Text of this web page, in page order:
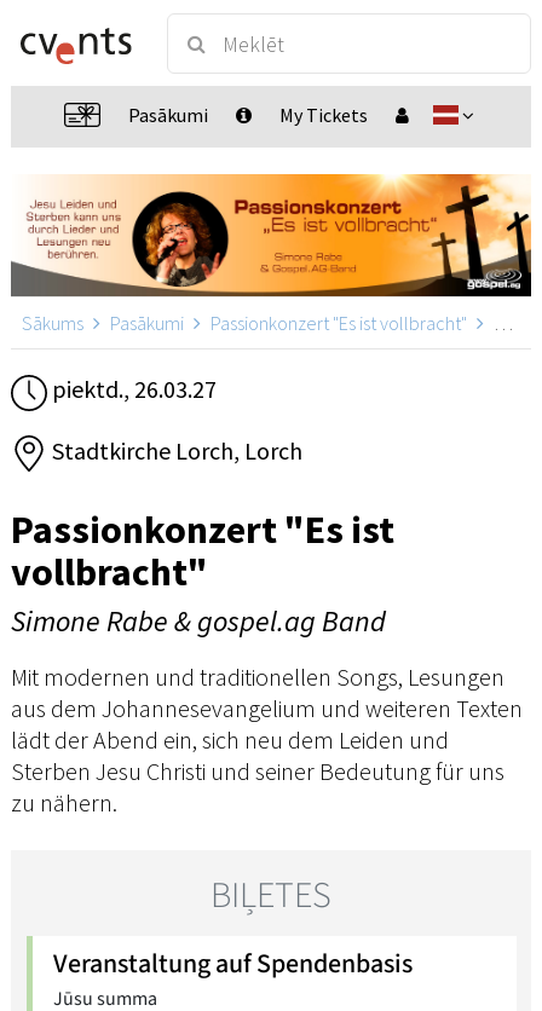
Pasākumi My Tickets
Sākums Pasākumi Passionkonzert "Es ist vollbracht"
piektd., 26.03.27
Stadtkirche Lorch, Lorch
Passionkonzert "Es ist
vollbracht"
Simone Rabe & gospel.ag Band
Mit modernen und traditionellen Songs, Lesungen
aus dem Johannesevangelium und weiteren Texten
lädt der Abend ein, sich neu dem Leiden und
Sterben Jesu Christi und seiner Bedeutung für uns
zu nähern.